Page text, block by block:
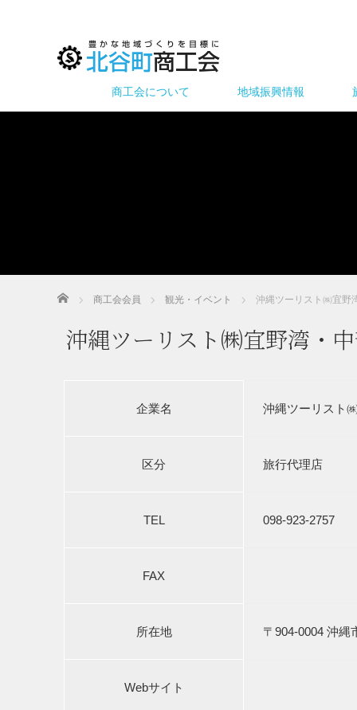
商工会について 地域振興情報
ホーム 商工会会員 観光・イベント 沖縄ツーリスト㈱宜野
沖縄ツーリスト㈱宜野湾・
企業名 沖縄ツーリスト
区分 旅行代理店
TEL 098-923-2757
FAX
所在地 〒904-0004 沖縄
Webサイト